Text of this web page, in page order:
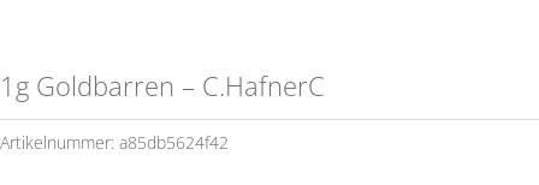
1g Goldbarren – C.HafnerC
Artikelnummer: a85db5624f42